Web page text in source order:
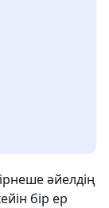
әйелдің
бір ер